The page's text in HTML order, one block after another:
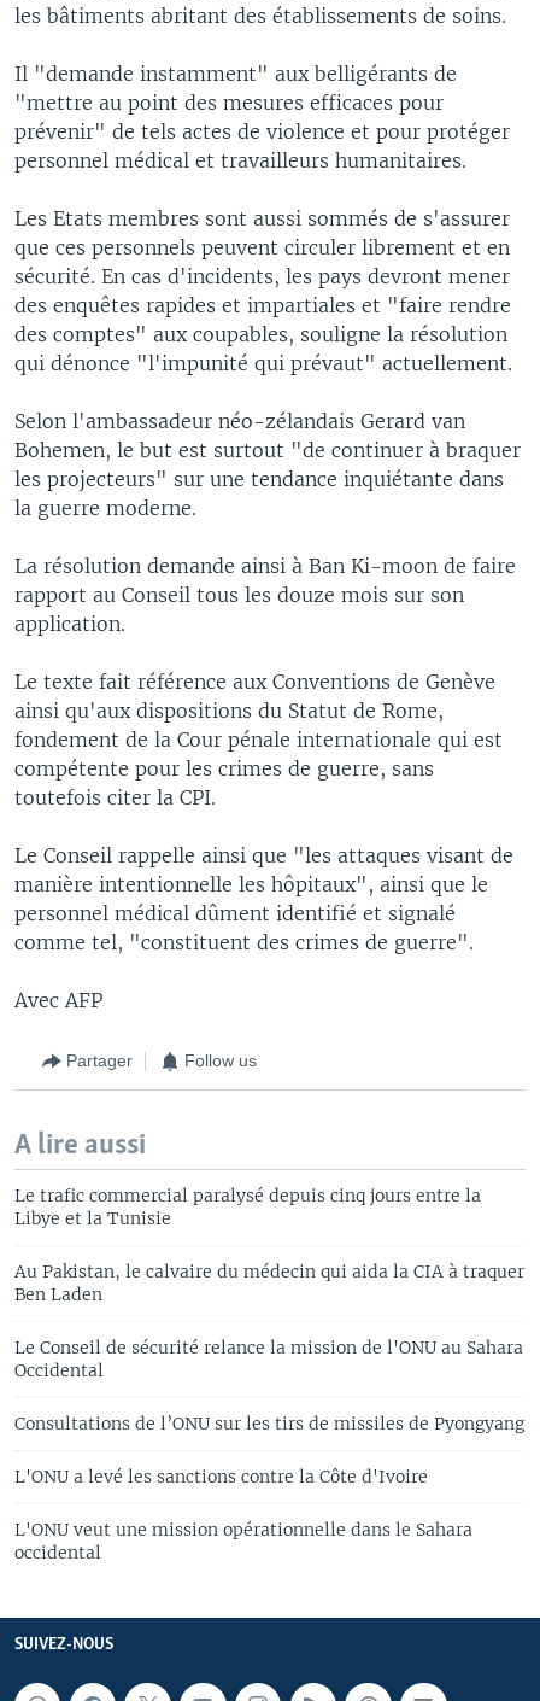
les bâtiments abritant des établissements de soins.
Il "demande instamment" aux belligérants de
"mettre au point des mesures efficaces pour
prévenir" de tels actes de violence et pour protéger
personnel médical et travailleurs humanitaires.
Les Etats membres sont aussi sommés de s'assurer
que ces personnels peuvent circuler librement et en
sécurité. En cas d'incidents, les pays devront mener
des enquêtes rapides et impartiales et "faire rendre
des comptes" aux coupables, souligne la résolution
qui dénonce "l'impunité qui prévaut" actuellement.
Selon l'ambassadeur néo-zélandais Gerard van
Bohemen, le but est surtout "de continuer à braquer
les projecteurs" sur une tendance inquiétante dans
la guerre moderne.
La résolution demande ainsi à Ban Ki-moon de faire
rapport au Conseil tous les douze mois sur son
application.
Le texte fait référence aux Conventions de Genève
ainsi qu'aux dispositions du Statut de Rome,
fondement de la Cour pénale internationale qui est
compétente pour les crimes de guerre, sans
toutefois citer la CPI.
Le Conseil rappelle ainsi que "les attaques visant de
manière intentionnelle les hôpitaux", ainsi que le
personnel médical dûment identifié et signalé
comme tel, "constituent des crimes de guerre".
Avec AFP
Partager Follow us
A lire aussi
Le trafic commercial paralysé depuis cinq jours entre la
Libye et la Tunisie
Au Pakistan, le calvaire du médecin qui aida la CIA à traquer
Ben Laden
Le Conseil de sécurité relance la mission de l'ONU au Sahara
Occidental
Consultations de l’ONU sur les tirs de missiles de Pyongyang
L'ONU a levé les sanctions contre la Côte d'Ivoire
L'ONU veut une mission opérationnelle dans le Sahara
occidental
SUIVEZ-NOUS